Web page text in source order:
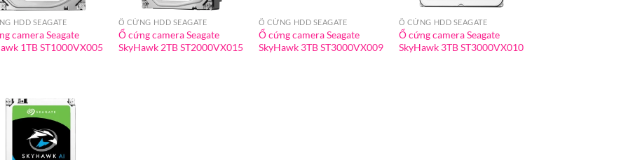
HDD SEAGATE
camera Seagate
1TB ST1000VX005
Ổ CỨNG HDD SEAGATE
Ổ cứng camera Seagate
SkyHawk 2TB ST2000VX015
Ổ CỨNG HDD SEAGATE
Ổ cứng camera Seagate
SkyHawk 3TB ST3000VX009
Ổ CỨNG HDD SEAGATE
Ổ cứng camera Seagate
SkyHawk 3TB ST3000VX010